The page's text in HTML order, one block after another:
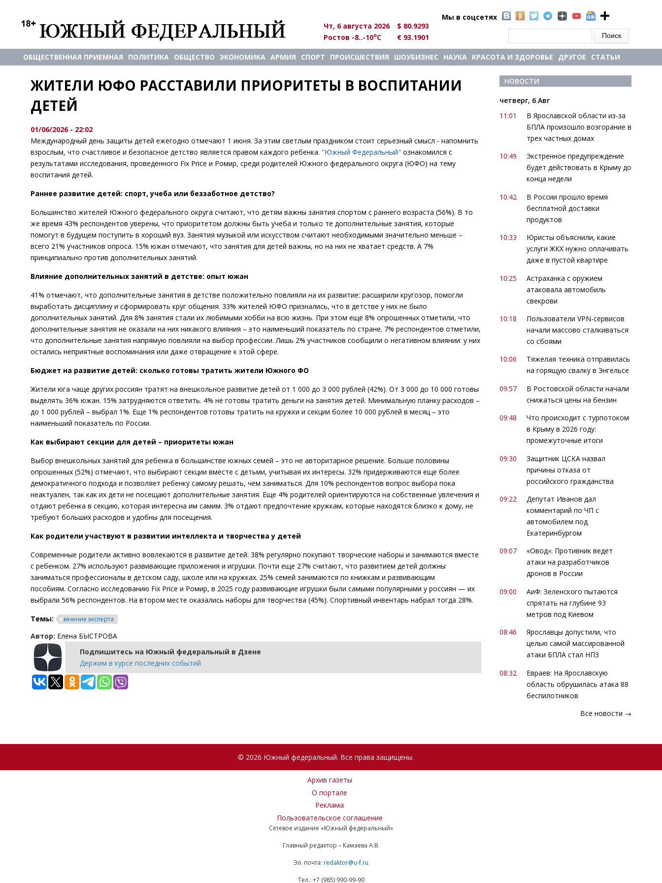
Мы в соцсетях
Чт, 6 августа 2026
$ 80.9293
Ростов -8..-10oC € 93.1901
ОБЩЕСТВЕННАЯ ПРИЕМНАЯ ПОЛИТИКА ОБЩЕСТВО ЭКОНОМИКА АРМИЯ СПОРТ ПРОИСШЕСТВИЯ ШОУБИЗНЕС НАУКА КРАСОТА И ЗДОРОВЬЕ ДРУГОЕ СТАТЬИ
ЖИТЕЛИ ЮФО РАССТАВИЛИ ПРИОРИТЕТЫ В ВОСПИТАНИИ
ДЕТЕЙ
01/06/2026 - 22:02
Международный день защиты детей ежегодно отмечают 1 июня. За этим светлым праздником стоит серьезный смысл - напомнить
взрослым, что счастливое и безопасное детство является правом каждого ребенка. "Южный Федеральный" ознакомился с
результатами исследования, проведенного Fix Price и Ромир, среди родителей Южного федерального округа (ЮФО) на тему
воспитания детей.
Раннее развитие детей: спорт, учеба или беззаботное детство?
Большинство жителей Южного федерального округа считают, что детям важны занятия спортом с раннего возраста (56%). В то
же время 43% респондентов уверены, что приоритетом должны быть учеба и только те дополнительные занятия, которые
помогут в будущем поступить в хороший вуз. Занятия музыкой или искусством считают необходимыми значительно меньше –
всего 21% участников опроса. 15% южан отмечают, что занятия для детей важны, но на них не хватает средств. А 7%
принципиально против дополнительных занятий.
Влияние дополнительных занятий в детстве: опыт южан
41% отмечают, что дополнительные занятия в детстве положительно повлияли на их развитие: расширили кругозор, помогли
выработать дисциплину и сформировать круг общения. 33% жителей ЮФО признались, что в детстве у них не было
дополнительных занятий. Для 8% занятия стали их любимыми хобби на всю жизнь. При этом еще 8% опрошенных отметили, что
дополнительные занятия не оказали на них никакого влияния – это наименьший показатель по стране. 7% респондентов отметили,
что дополнительные занятия напрямую повлияли на выбор профессии. Лишь 2% участников сообщили о негативном влиянии: у них
остались неприятные воспоминания или даже отвращение к этой сфере.
Бюджет на развитие детей: сколько готовы тратить жители Южного ФО
Жители юга чаще других россиян тратят на внешкольное развитие детей от 1 000 до 3 000 рублей (42%). От 3 000 до 10 000 готовы
выделять 36% южан. 15% затрудняются ответить. 4% не готовы тратить деньги на занятия детей. Минимальную планку расходов –
до 1 000 рублей – выбрал 1%. Еще 1% респондентов готовы тратить на кружки и секции более 10 000 рублей в месяц – это
наименьший показатель по России.
Как выбирают секции для детей – приоритеты южан
Выбор внешкольных занятий для ребенка в большинстве южных семей – это не авторитарное решение. Больше половины
опрошенных (52%) отмечают, что выбирают секции вместе с детьми, учитывая их интересы. 32% придерживаются еще более
демократичного подхода и позволяет ребенку самому решать, чем заниматься. Для 10% респондентов вопрос выбора пока
неактуален, так как их дети не посещают дополнительные занятия. Еще 4% родителей ориентируются на собственные увлечения и
отдают ребенка в секцию, которая интересна им самим. 3% отдают предпочтение кружкам, которые находятся близко к дому, не
требуют больших расходов и удобны для посещения.
Как родители участвуют в развитии интеллекта и творчества у детей
Современные родители активно вовлекаются в развитие детей: 38% регулярно покупают творческие наборы и занимаются вместе
с ребенком. 27% используют развивающие приложения и игрушки. Почти еще 27% считают, что развитием детей должны
заниматься профессионалы в детском саду, школе или на кружках. 25% семей занимаются по книжкам и развивающим
пособиям. Согласно исследованию Fix Price и Ромир, в 2025 году развивающие игрушки были самыми популярными у россиян — их
выбрали 56% респондентов. На втором месте оказались наборы для творчества (45%). Спортивный инвентарь набрал тогда 28%.
Темы:
мнение эксперта
Автор: Елена БЫСТРОВА
Подпишитесь на Южный федеральный в Дзене
Держим в курсе последних событий
НОВОСТИ
четверг, 6 Авг
11:01
В Ярославской области из-за
БПЛА произошло возгорание в
трех частных домах
10:49
Экстренное предупреждение
будет действовать в Крыму до
конца недели
10:42
В России прошло время
бесплатной доставки
продуктов
10:33
Юристы объяснили, какие
услуги ЖКХ нужно оплачивать
даже в пустой квартире
10:25
Астраханка с оружием
атаковала автомобиль
свекрови
10:18
Пользователи VPN-сервисов
начали массово сталкиваться
со сбоями
10:06
Тяжелая техника отправилась
на горящую свалку в Энгельсе
09:57
В Ростовской области начали
снижаться цены на бензин
09:48
Что происходит с турпотоком
в Крыму в 2026 году:
промежуточные итоги
09:30
Защитник ЦСКА назвал
причины отказа от
российского гражданства
09:22
Депутат Иванов дал
комментарий по ЧП с
автомобилем под
Екатеринбургом
09:07
«Овод»: Противник ведет
атаки на разработчиков
дронов в России
09:00
АиФ: Зеленского пытаются
спрятать на глубине 93
метров под Киевом
08:46
Ярославцы допустили, что
целью самой массированной
атаки БПЛА стал НПЗ
08:32
Евраев: На Ярославскую
область обрушилась атака 88
беспилотников
Все новости →
© 2026 Южный федеральный. Все права защищены.
Архив газеты
О портале
Реклама
Пользовательское соглашение
Сетевое издание «Южный федеральный»
Главный редактор – Камаева А.В.
Эл. почта: redaktor@u-f.ru
Тел.: +7 (985) 990-99-90